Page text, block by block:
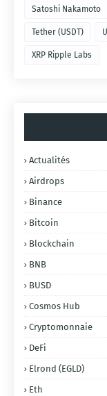
Satoshi Nakamoto
Tether (USDT)
XRP Ripple Labs
Actualités
Airdrops
Binance
Bitcoin
Blockchain
BNB
BUSD
Cosmos Hub
Cryptomonnaie
DeFi
Elrond (EGLD)
Eth